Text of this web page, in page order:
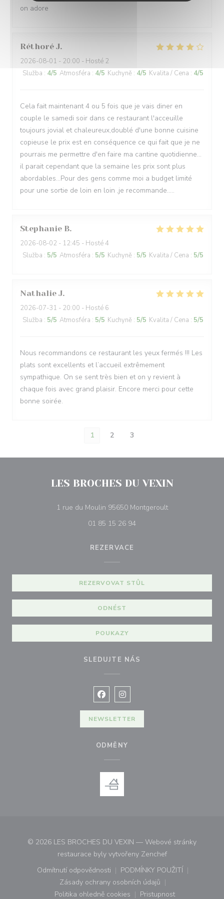
on adore
Réthoré J
2026-08-01 - 20:00 - Hosté 2
Služba : 4/5 Atmosféra : 4/5 Kuchyně : 4/5 Kvalita / Cena : 4/5
Cela fait maintenant 4 ou 5 fois que je vais diner en
couple le samedi soir dans ce restaurant l'acceuille
toujours jovial et chaleureux,doublé d'une bonne cuisine
copieuse le prix est en conséquence ce qui fait que je ne
pourrais me permettre d'en faire ma cantine quotidienne...
il parait cependant que la semaine les prix sont plus
abordables...Pour des gens comme moi a budget limité
pour une sortie de loin en loin ,je recommande.....
Stephanie B
2026-08-02 - 12:45 - Hosté 4
Služba : 5/5 Atmosféra : 5/5 Kuchyně : 5/5 Kvalita / Cena : 5/5
Nathalie J
2026-07-31 - 20:00 - Hosté 6
Služba : 5/5 Atmosféra : 5/5 Kuchyně : 5/5 Kvalita / Cena : 5/5
Nous recommandons ce restaurant les yeux fermés !!! Les
plats sont excellents et l’accueil extrêmement
sympathique. On se sent très bien et on y revient à
chaque fois avec grand plaisir. Encore merci pour cette
bonne soirée.
1 2 3
LES BROCHES DU VEXIN
1 rue du Moulin 95650 Montgeroult((otevře se v
01 85 15 26 94
REZERVACE
REZERVOVAT STŮL
ODNÉST
POUKAZY
SLEDUJTE NÁS
Facebook ((otevře se v novém
Instagram ((otevře se v
NEWSLETTER
ODMĚNY
© 2026 LES BROCHES DU VEXIN — Webové stránky
restaurace byly vytvořeny Zenchef((otevře se v
Odmítnutí odpovědnosti
((otevře se v novém okně))
PODMÍNKY POUŽITÍ
((otevře se v novém
Zásady ochrany osobních údajů
((otevře se v novém okně))
Politika ohledně cookies Pristupnost